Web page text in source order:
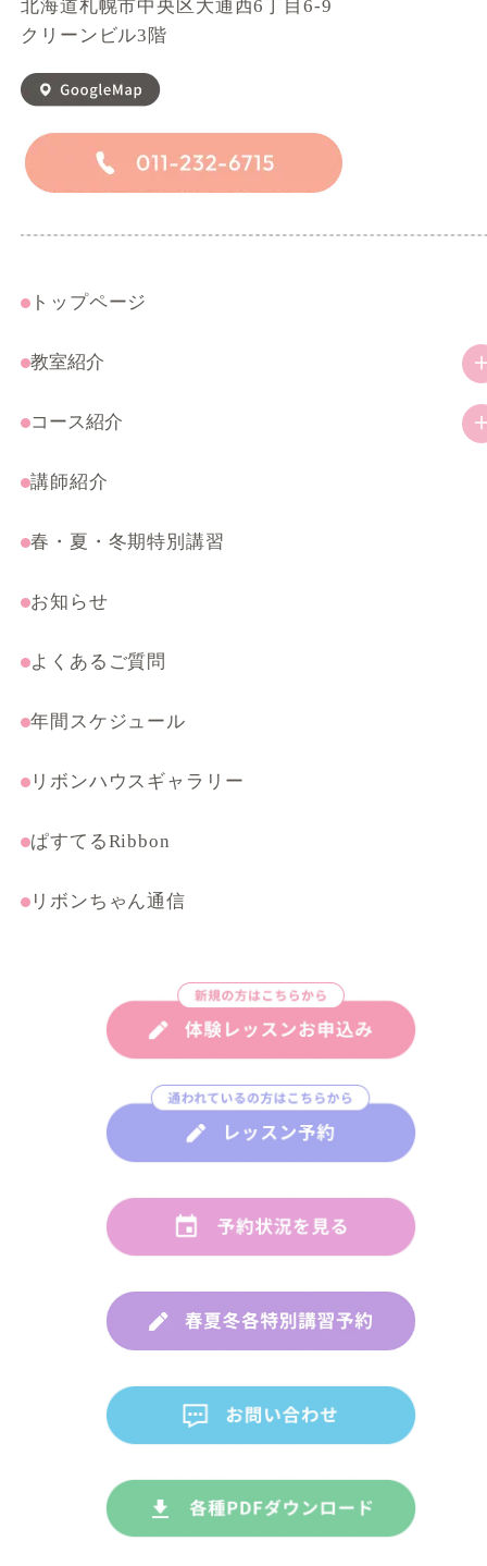
北海道札幌市中央区大通西6丁目6-9
クリーンビル3階
トップページ
教室紹介
教室の特徴
アクセス
コース紹介
幼児・小学生コース
受験・特別コース
まんがテクニック応用講座
講師紹介
春・夏・冬期特別講習
お知らせ
よくあるご質問
年間スケジュール
リボンハウスギャラリー
ぱすてるRibbon
リボンちゃん通信